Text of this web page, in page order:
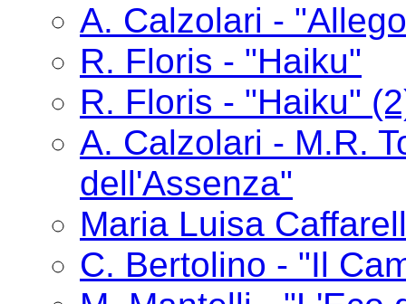
A. Calzolari -
R. Floris - "Haiku"
R. Floris - "Haiku"
A. Calzolari - M.R.
dell'Assenza"
Maria Luisa
C. Bertolino - "Il